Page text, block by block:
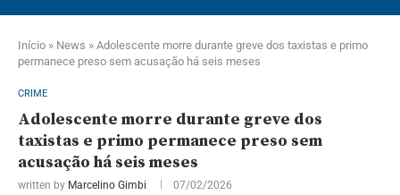
Início » News » Adolescente morre durante greve dos taxistas e primo
permanece preso sem acusação há seis meses
CRIME
Adolescente morre durante greve dos
taxistas e primo permanece preso sem
acusação há seis meses
written by Marcelino Gimbi 07/02/2026